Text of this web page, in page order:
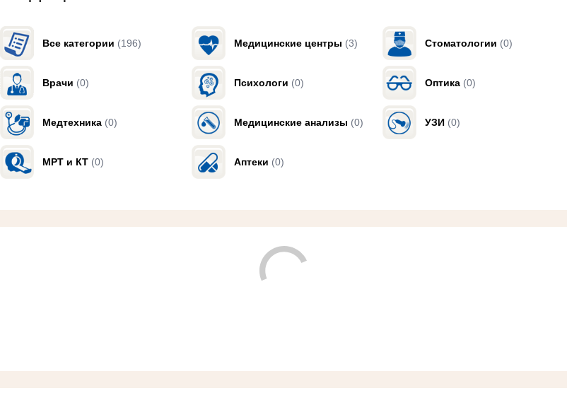
Все категории (196) Медицинские центры (3) Стоматологии (0)
Врачи (0) Психологи (0) Оптика (0)
Медтехника (0) Медицинские анализы (0) УЗИ (0)
МРТ и КТ (0) Аптеки (0)